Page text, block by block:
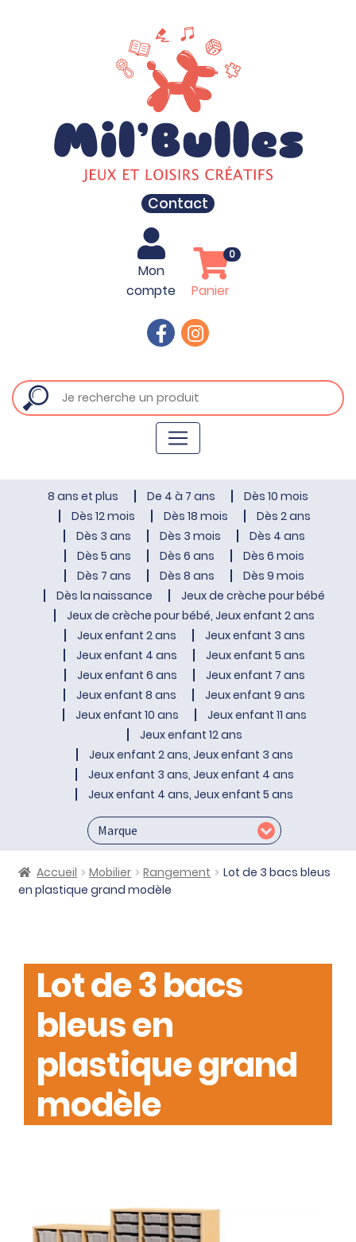
Contact
Mon
compte
Panier
0
8 ans et plus De 4 à 7 ans
Dès 10 mois
Dès 12 mois
Dès 18 mois
Dès 2 ans
Dès 3 ans
Dès 3 mois
Dès 4 ans
Dès 5 ans
Dès 6 ans
Dès 6 mois
Dès 7 ans
Dès 8 ans
Dès 9 mois
Dès la naissance
Jeux de crèche pour bébé
Jeux de crèche pour bébé, Jeux enfant 2 ans
Jeux enfant 2 ans
Jeux enfant 3 ans
Jeux enfant 4 ans
Jeux enfant 5 ans
Jeux enfant 6 ans
Jeux enfant 7 ans
Jeux enfant 8 ans
Jeux enfant 9 ans
Jeux enfant 10 ans
Jeux enfant 11 ans
Jeux enfant 12 ans
Jeux enfant 2 ans, Jeux enfant 3 ans
Jeux enfant 3 ans, Jeux enfant 4 ans
Jeux enfant 4 ans, Jeux enfant 5 ans
Accueil Mobilier Rangement
Lot de 3 bacs bleus
en plastique grand modèle
Lot de 3 bacs
bleus en
plastique grand
modèle